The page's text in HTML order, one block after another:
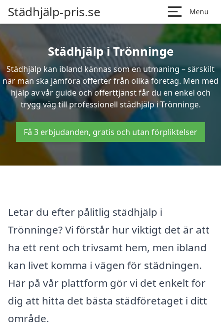
Städhjälp-pris.se Menu
Städhjälp i Trönninge
Städhjälp kan ibland kännas som en utmaning – särskilt
när man ska jämföra offerter från olika företag. Men med
hjälp av vår guide och offerttjänst får du en enkel och
trygg väg till professionell städhjälp i Trönninge.
Få 3 erbjudanden, gratis och utan förpliktelser
Letar du efter pålitlig städhjälp i
Trönninge? Vi förstår hur viktigt det är att
ha ett rent och trivsamt hem, men ibland
kan livet komma i vägen för städningen.
Här på vår plattform gör vi det enkelt för
dig att hitta det bästa städföretaget i ditt
område.